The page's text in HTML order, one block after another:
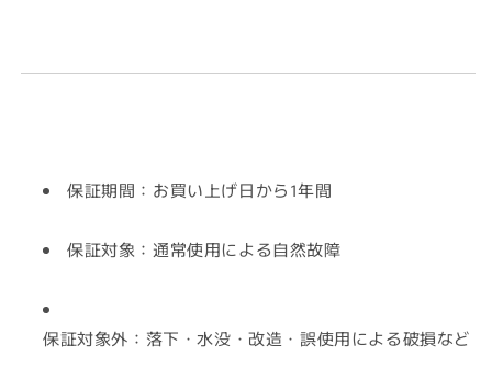
保証期間：お買い上げ日から1年間
保証対象：通常使用による自然故障
保証対象外：落下・水没・改造・誤使用による破損など